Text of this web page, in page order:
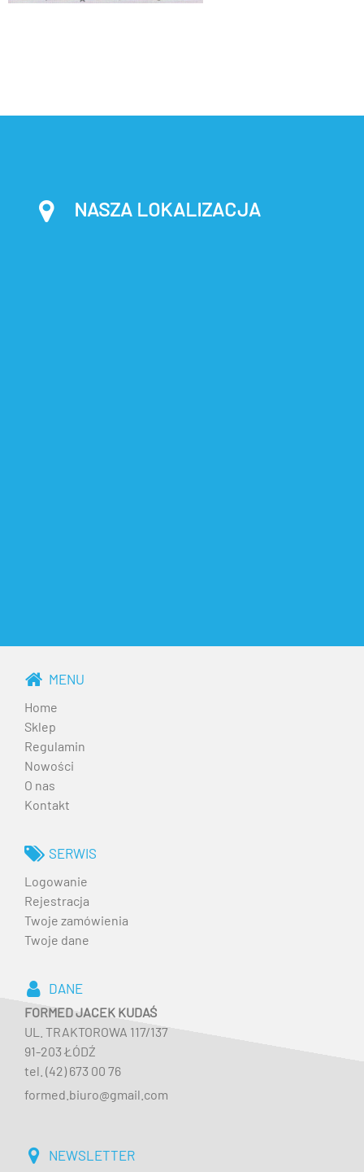
NASZA LOKALIZACJA
MENU
Home
Sklep
Regulamin
Nowości
O nas
Kontakt
SERWIS
Logowanie
Rejestracja
Twoje zamówienia
Twoje dane
DANE
FORMED JACEK KUDAŚ
UL. TRAKTOROWA 117/137
91-203 ŁÓDŹ
tel. (42) 673 00 76
formed.biuro@gmail.com
NEWSLETTER